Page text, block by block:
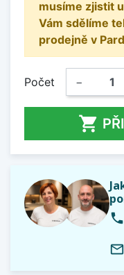
musíme zjistit
Vám sdělíme
prodejně v
Počet −

phone
mail_outline